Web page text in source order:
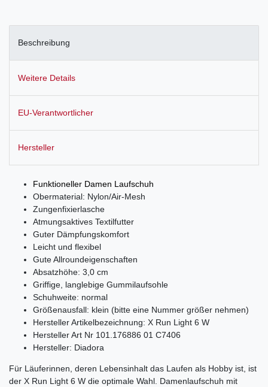
Beschreibung
Weitere Details
EU-Verantwortlicher
Hersteller
Funktioneller Damen Laufschuh
Obermaterial: Nylon/Air-Mesh
Zungenfixierlasche
Atmungsaktives Textilfutter
Guter Dämpfungskomfort
Leicht und flexibel
Gute Allroundeigenschaften
Absatzhöhe: 3,0 cm
Griffige, langlebige Gummilaufsohle
Schuhweite: normal
Größenausfall: klein (bitte eine Nummer größer nehmen)
Hersteller Artikelbezeichnung: X Run Light 6 W
Hersteller Art Nr 101.176886 01 C7406
Hersteller: Diadora
Für Läuferinnen, deren Lebensinhalt das Laufen als Hobby ist, ist
der X Run Light 6 W die optimale Wahl. Damenlaufschuh mit